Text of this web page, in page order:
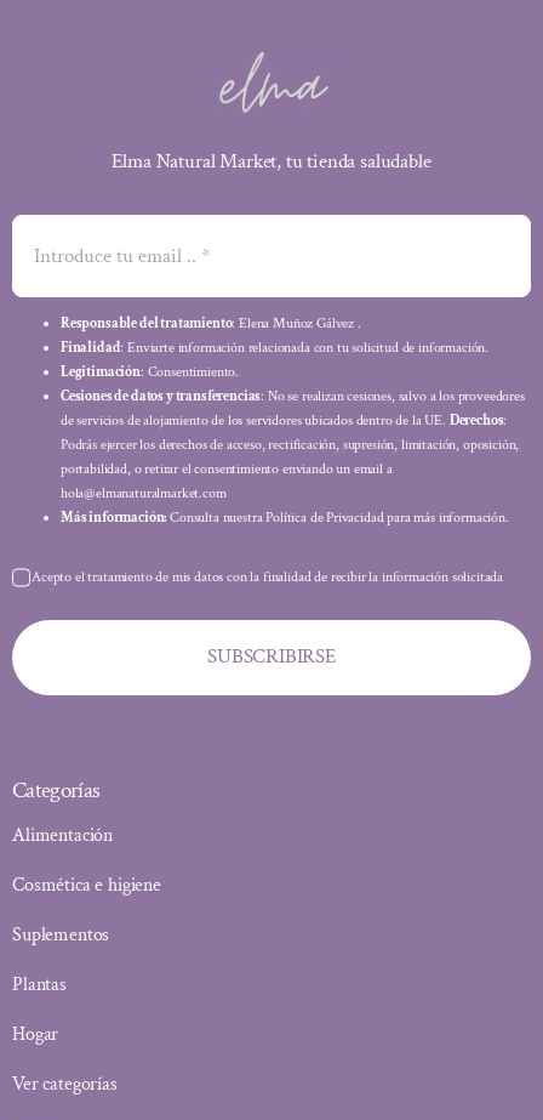
Elma Natural Market, tu tienda saludable
Responsable del tratamiento: Elena Muñoz Gálvez .
Finalidad: Enviarte información relacionada con tu solicitud de información.
Legitimación: Consentimiento.
Cesiones de datos y transferencias: No se realizan cesiones, salvo a los proveedores
de servicios de alojamiento de los servidores ubicados dentro de la UE. Derechos:
Podrás ejercer los derechos de acceso, rectificación, supresión, limitación, oposición,
portabilidad, o retirar el consentimiento enviando un email a
hola@elmanaturalmarket.com
Más información: Consulta nuestra Política de Privacidad para más información.
Acepto el tratamiento de mis datos con la finalidad de recibir la información solicitada
SUBSCRIBIRSE
Categorías
Alimentación
Cosmética e higiene
Suplementos
Plantas
Hogar
Ver categorías